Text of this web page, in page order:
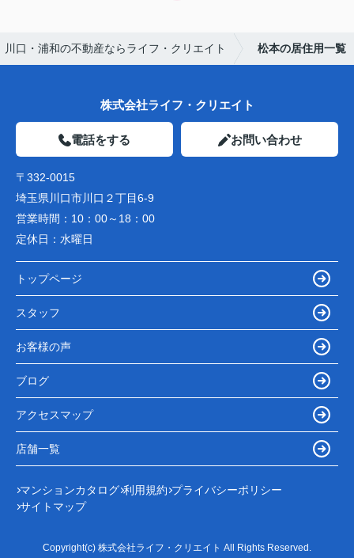
川口・浦和の不動産ならライフ・クリエイト 松本の居住用一覧
株式会社ライフ・クリエイト
電話をする お問い合わせ
〒332-0015
埼玉県川口市川口２丁目6-9
営業時間： 10：00～18：00
定休日： 水曜日
トップページ
スタッフ
お客様の声
ブログ
アクセスマップ
店舗一覧
マンションカタログ 利用規約 プライバシーポリシー
サイトマップ
Copyright(c) 株式会社ライフ・クリエイト All Rights Reserved.